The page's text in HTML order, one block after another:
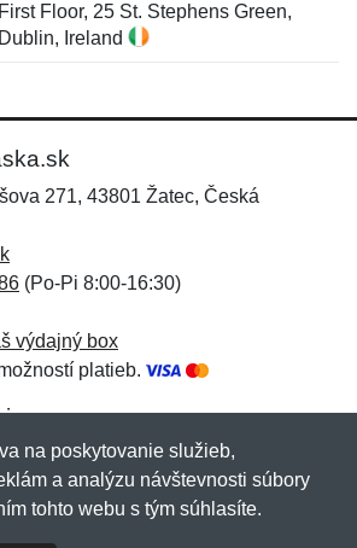
First Floor, 25 St. Stephens Green,
Dublin, Ireland
271, 43801 Žatec, Česká
(Po-Pi 8:00-16:30)
výdajný box
platieb.
na poskytovanie služieb,
a analýzu návštevnosti súbory
tohto webu s tým súhlasíte.